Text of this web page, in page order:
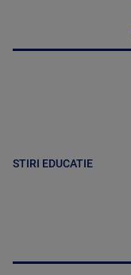
STIRI EDUCATIE